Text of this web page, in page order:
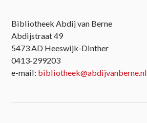
Bibliotheek Abdij van Berne
Abdijstraat 49
5473 AD Heeswijk-Dinther
0413-299203
e-mail: bibliotheek@abdijvanberne.nl